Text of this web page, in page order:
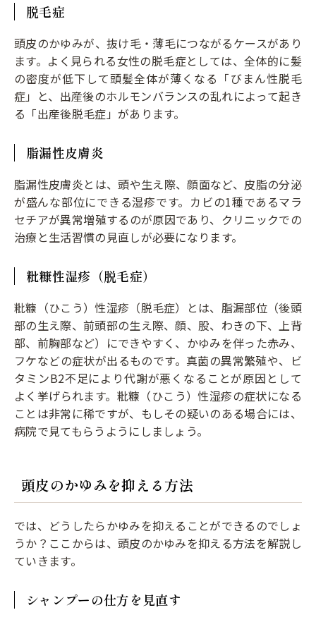
脱毛症
頭皮のかゆみが、抜け毛・薄毛につながるケースがあり
ます。よく見られる女性の脱毛症としては、全体的に髪
の密度が低下して頭髪全体が薄くなる「びまん性脱毛
症」と、出産後のホルモンバランスの乱れによって起き
る「出産後脱毛症」があります。
脂漏性皮膚炎
脂漏性皮膚炎とは、頭や生え際、顔面など、皮脂の分泌
が盛んな部位にできる湿疹です。カビの1種であるマラ
セチアが異常増殖するのが原因であり、クリニックでの
治療と生活習慣の見直しが必要になります。
粃糠性湿疹（脱毛症）
粃糠（ひこう）性湿疹（脱毛症）とは、脂漏部位（後頭
部の生え際、前頭部の生え際、顔、股、わきの下、上背
部、前胸部など）にできやすく、かゆみを伴った赤み、
フケなどの症状が出るものです。真菌の異常繁殖や、ビ
タミンB2不足により代謝が悪くなることが原因として
よく挙げられます。粃糠（ひこう）性湿疹の症状になる
ことは非常に稀ですが、もしその疑いのある場合には、
病院で見てもらうようにしましょう。
頭皮のかゆみを抑える方法
では、どうしたらかゆみを抑えることができるのでしょ
うか？ここからは、頭皮のかゆみを抑える方法を解説し
ていきます。
シャンプーの仕方を見直す